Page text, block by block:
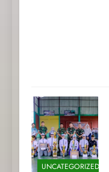
UNCATEGORIZED